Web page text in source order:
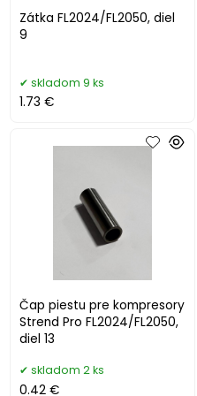
Zátka FL2024/FL2050, diel
9
skladom 9 ks
1.73 €
Čap piestu pre kompresory
Strend Pro FL2024/FL2050,
diel 13
skladom 2 ks
0.42 €